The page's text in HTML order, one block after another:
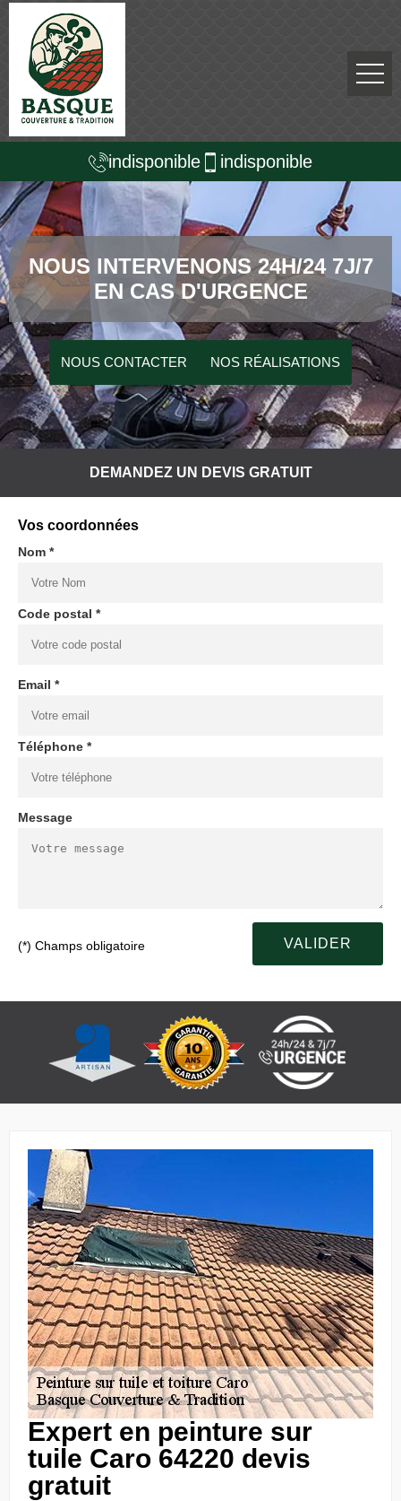
indisponible indisponible
NOUS INTERVENONS 24H/24 7J/7
EN CAS D'URGENCE
NOUS CONTACTER NOS RÉALISATIONS
DEMANDEZ UN DEVIS GRATUIT
Vos coordonnées
Nom *
Code postal *
Email *
Téléphone *
Message
(*) Champs obligatoire
Expert en peinture sur
tuile Caro 64220 devis
gratuit